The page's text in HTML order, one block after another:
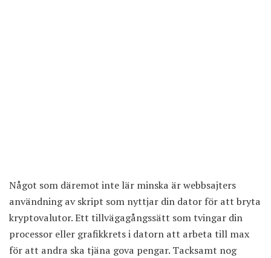
Något som däremot inte lär minska är webbsajters
användning av skript som nyttjar din dator för att bryta
kryptovalutor. Ett tillvägagångssätt som tvingar din
processor eller grafikkrets i datorn att arbeta till max
för att andra ska tjäna gova pengar. Tacksamt nog